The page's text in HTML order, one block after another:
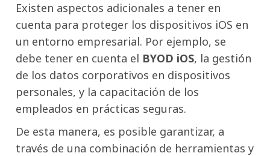
Existen aspectos adicionales a tener en
cuenta para proteger los dispositivos iOS en
un entorno empresarial. Por ejemplo, se
debe tener en cuenta el BYOD iOS, la gestión
de los datos corporativos en dispositivos
personales, y la capacitación de los
empleados en prácticas seguras.
De esta manera, es posible garantizar, a
través de una combinación de herramientas y